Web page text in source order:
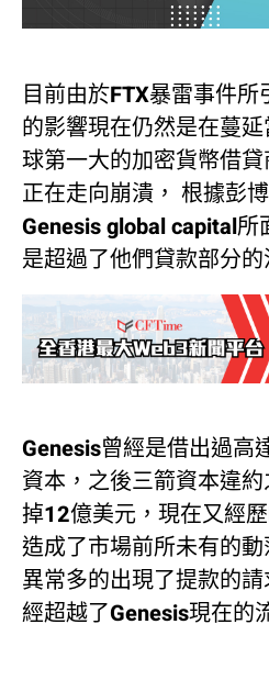
目前由於FTX暴雷事件
的影響現在仍然是在蔓
球第一大的加密貨幣借
正在走向崩潰， 根據彭
Genesis global capital所
是超過了他們貸款部分的
Genesis曾經是借出過高
資本，之後三箭資本違
掉12億美元，現在又經
造成了市場前所未有的
異常多的出現了提款的
經超越了Genesis現在的